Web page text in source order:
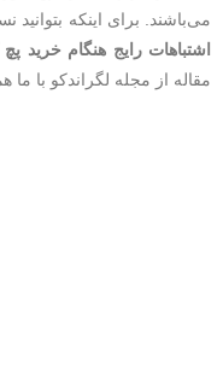
می‌باشند. برای اینکه بتوانید
اشتباهات رایج هنگام خرید پچ
مقاله از مجله لگراندکو با ما